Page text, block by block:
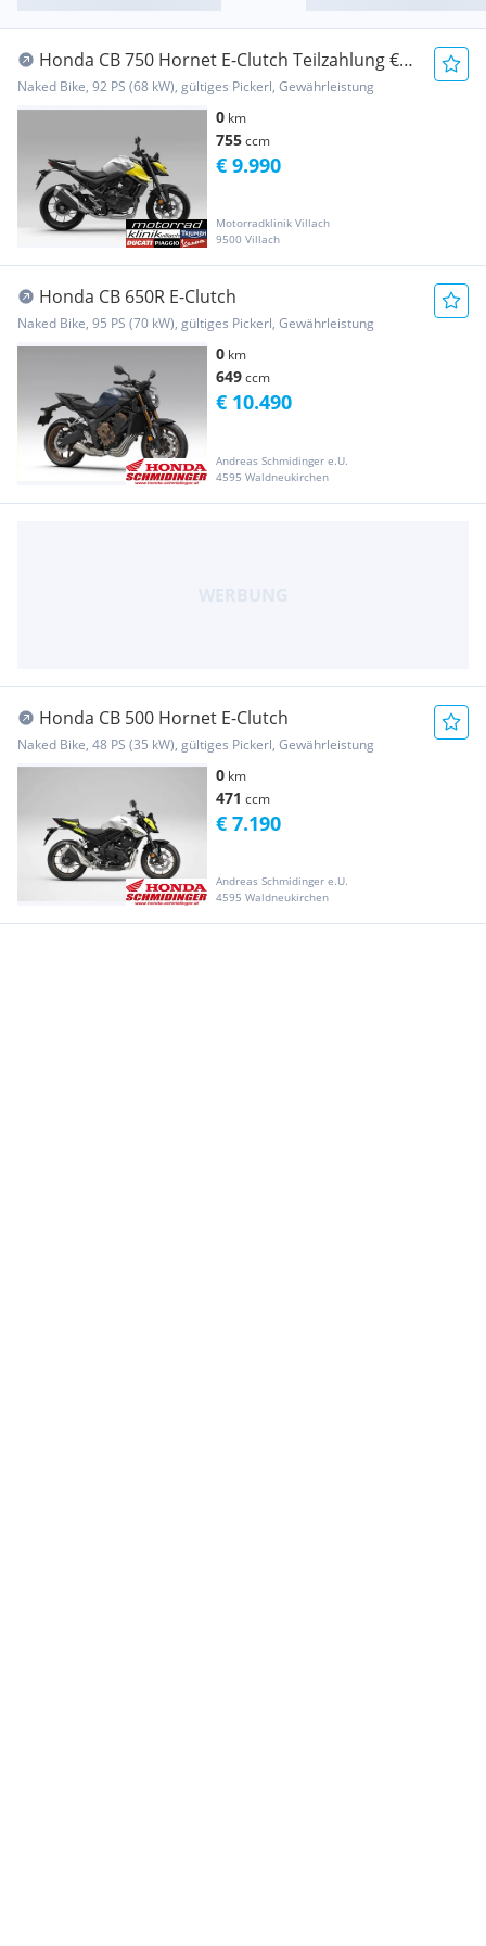
Honda CB 750 Hornet E-Clutch Teilzahlung €89
Modell 2026
Naked Bike, 92 PS (68 kW), gültiges Pickerl, Gewährleistung
0 km
755ccm
Motorradklinik Villach
9500 Villach
€ 9.990
Honda CB 650R E-Clutch
Naked Bike, 95 PS (70 kW), gültiges Pickerl, Gewährleistung
0 km
649ccm
Andreas Schmidinger e.U.
4595 Waldneukirchen
€ 10.490
Honda CB 500 Hornet E-Clutch
Naked Bike, 48 PS (35 kW), gültiges Pickerl, Gewährleistung
0 km
471 ccm
Andreas Schmidinger e.U.
4595 Waldneukirchen
€ 7.190